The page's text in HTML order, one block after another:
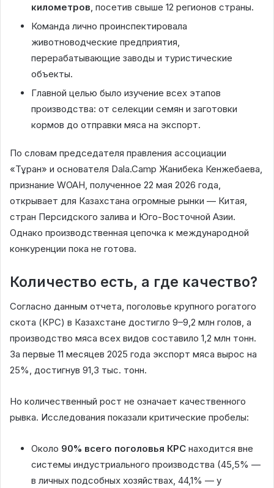
километров , посетив свыше 12 регионов страны.
Команда лично проинспектировала
животноводческие предприятия,
перерабатывающие заводы и туристические
объекты.
Главной целью было изучение всех этапов
производства: от селекции семян и заготовки
кормов до отправки мяса на экспорт.
По словам председателя правления ассоциации
«Тұран» и основателя Dala.Camp Жанибека Кенжебаева,
признание WOAH, полученное 22 мая 2026 года,
открывает для Казахстана огромные рынки — Китая,
стран Персидского залива и Юго-Восточной Азии.
Однако производственная цепочка к международной
конкуренции пока не готова.
Количество есть, а где качество?
Согласно данным отчета, поголовье крупного рогатого
скота (КРС) в Казахстане достигло 9–9,2 млн голов, а
производство мяса всех видов составило 1,2 млн тонн.
За первые 11 месяцев 2025 года экспорт мяса вырос на
25%, достигнув 91,3 тыс. тонн.
Но количественный рост не означает качественного
рывка. Исследования показали критические пробелы:
Около 90% всего поголовья КРС находится вне
системы индустриального производства (45,5% —
в личных подсобных хозяйствах, 44,1% — у